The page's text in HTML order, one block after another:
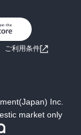
ベ
ご利用条件
Inc.
market only